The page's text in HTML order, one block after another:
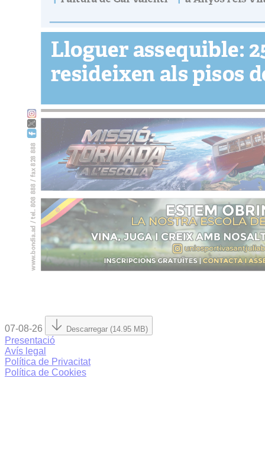
07-08-26 Descarregar (14.95 MB)
Presentació
Avís legal
Política de Privacitat
Política de Cookies